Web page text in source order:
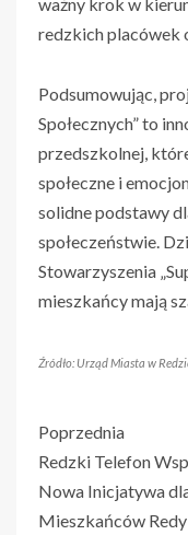
redzkich placówek
Podsumowując,
Społecznych” to
przedszkolnej,
społeczne i
solidne podstawy
społeczeństwie.
Stowarzyszenia
mieszkańcy mają
Źródło: Urząd Miasta w
Poprzednia
Redzki Telefon
Nowa Inicjatywa
Mieszkańców Redy